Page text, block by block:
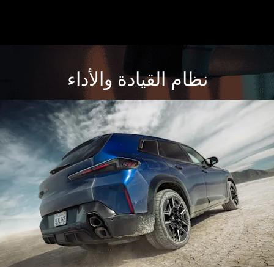
نظام القيادة والأداء